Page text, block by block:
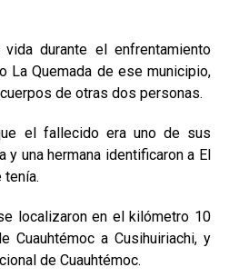
durante el enfrentamiento
La Quemada de ese municipio,
de otras dos personas.
el fallecido era uno de sus
y una hermana identificaron a El
tenía.
localizaron en el kilómetro 10
Cuauhtémoc a Cusihuiriachi, y
de Cuauhtémoc.